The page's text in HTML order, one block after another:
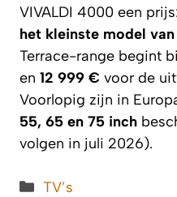
VIVALDI 4000 een
het kleinste model
Terrace-range begint
en 12 999 € voor de
Voorlopig zijn in
55, 65 en 75 inch
volgen in juli 2026).
Categorieën
TV’s